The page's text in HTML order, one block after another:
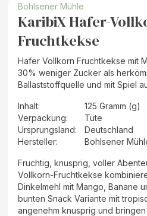
Bohlsener Mühle
KaribiX Hafer-
Fruchtkekse
Hafer Vollkorn Fruchtkekse mit
30% weniger Zucker als
Ballaststoffquelle und mit Spiel
Inhalt:
125 Gramm (g)
Verpackung:
Tüte
Ursprungsland:
Deutschland
Hersteller: Bohlsener
Fruchtig, knusprig, voller
Vollkorn-Fruchtkekse
Dinkelmehl mit Mango, Banane
bunten Snack Variante mit
angenehm knusprig und